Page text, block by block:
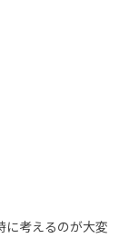
に考えるのが大変